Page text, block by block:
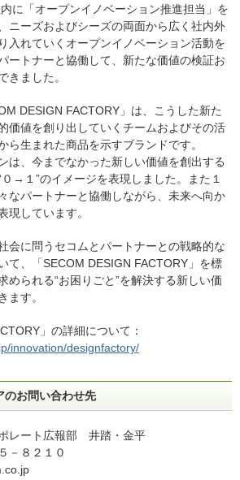
に「オープンイノベーション推進担当」を
ニーズおよびシーズの両面から広く社内外
入れていくオープンイノベーション活動を
ートナーと協働して、新たな価値の検証お
きました。
DESIGN FACTORY」は、こうした新た
価値を創り出していくチームおよびその活
ら生まれた商品を示すブランドです。
は、今までなかった新しい価値を創出する
→１”のイメージを表現しました。また１
なパートナーと協働しながら、未来へ向か
現しています。
会に問うセコムとパートナーとの戦略的な
て、「SECOM DESIGN FACTORY」を標
められる“お困りごと”を解決する新しい価
ます。
」の詳細について：
innovation/designfactory/
のお問い合わせ先
レート広報部 井踏・金平
－８２１０